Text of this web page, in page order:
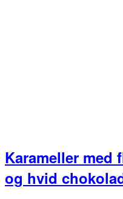
Karameller med
og hvid